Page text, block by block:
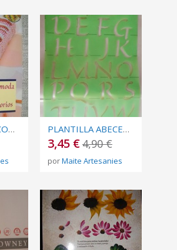
REVISTA CREA CON PATRONES COMPLEMENTOS DE MODA TEJIDOS CON CUENTAS... PLANTILLA ABECEDARI
3,45 €4,90 €
porMaite Artesanies